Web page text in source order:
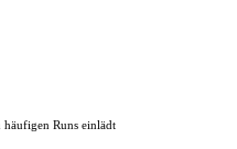
häufigen Runs einlädt